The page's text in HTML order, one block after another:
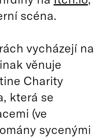
scéna.
vycházejí na
věnuje
Charity
která se
(ve
sycenými